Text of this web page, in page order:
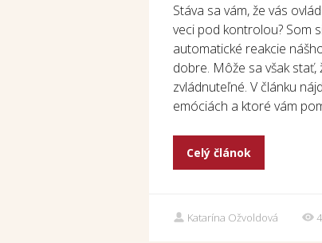
Stáva sa vám, že vás
veci pod kontrolou? Som
automatické reakcie
dobre. Môže sa však
zvládnuteľné. V článku
emóciách a ktoré vám
Celý článok
Katarína Ožvoldová